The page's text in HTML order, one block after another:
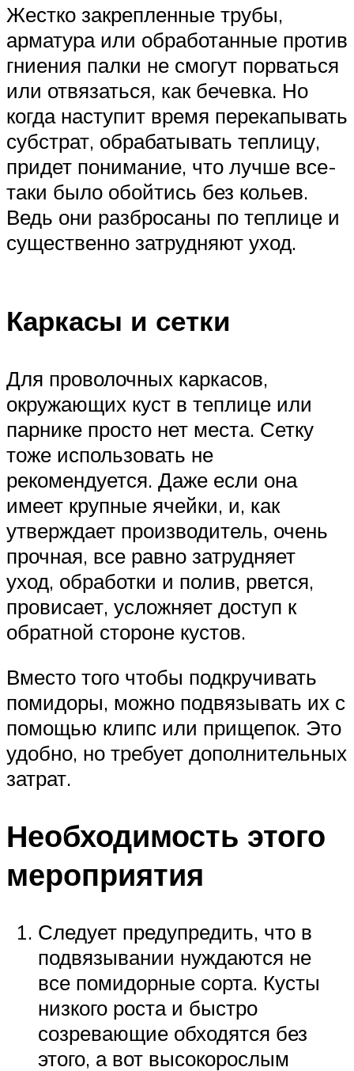
Жестко закрепленные трубы,
арматура или обработанные против
гниения палки не смогут порваться
или отвязаться, как бечевка. Но
когда наступит время перекапывать
субстрат, обрабатывать теплицу,
придет понимание, что лучше все-
таки было обойтись без кольев.
Ведь они разбросаны по теплице и
существенно затрудняют уход.
Каркасы и сетки
Для проволочных каркасов,
окружающих куст в теплице или
парнике просто нет места. Сетку
тоже использовать не
рекомендуется. Даже если она
имеет крупные ячейки, и, как
утверждает производитель, очень
прочная, все равно затрудняет
уход, обработки и полив, рвется,
провисает, усложняет доступ к
обратной стороне кустов.
Вместо того чтобы подкручивать
помидоры, можно подвязывать их с
помощью клипс или прищепок. Это
удобно, но требует дополнительных
затрат.
Необходимость этого
мероприятия
Следует предупредить, что в
подвязывании нуждаются не
все помидорные сорта. Кусты
низкого роста и быстро
созревающие обходятся без
этого, а вот высокорослым